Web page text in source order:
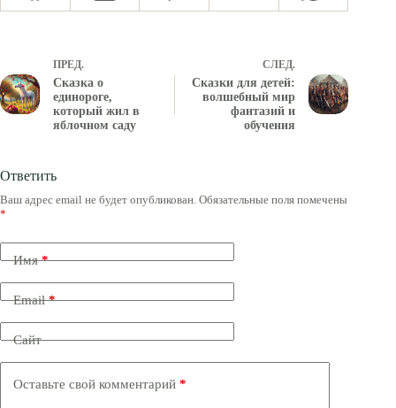
ПРЕД.
Сказка о
единороге,
который жил в
яблочном саду
СЛЕД.
Сказки для детей:
волшебный мир
фантазий и
обучения
Ответить
Ваш адрес email не будет опубликован. Обязательные поля помечены
*
Имя*
Email*
Сайт
Оставьте свой комментарий *